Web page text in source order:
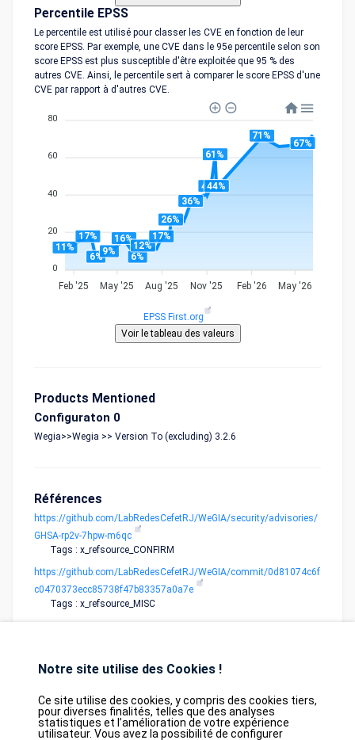
Percentile EPSS
Le percentile est utilisé pour classer les CVE en fonction de leur
score EPSS. Par exemple, une CVE dans le 95e percentile selon son
score EPSS est plus susceptible d'être exploitée que 95 % des
autres CVE. Ainsi, le percentile sert à comparer le score EPSS d'une
CVE par rapport à d'autres CVE.
80
60
40
20
0
11%
17%
6%
9%
16%
6%
12%
17%
26%
36%
44%
61%
44%
71%
67%
Feb '25 May '25 Aug '25 Nov '25 Feb '26 May '26
EPSS First.org
Products Mentioned
Configuraton 0
Wegia>>Wegia >> Version To (excluding) 3.2.6
Références
https://github.com/LabRedesCefetRJ/WeGIA/security/advisories/
GHSA-rp2v-7hpw-m6qc
Tags : x_refsource_CONFIRM
https://github.com/LabRedesCefetRJ/WeGIA/commit/0d81074c6f
c0470373ecc85738f47b83357a0a7e
Tags : x_refsource_MISC
Database
GDPR Contact Purchase
Notre site utilise des Cookies !
Ce site utilise des cookies, y compris des cookies tiers,
pour diverses finalités, telles que des analyses
statistiques et l’amélioration de votre expérience
utilisateur. Vous avez la possibilité de configurer